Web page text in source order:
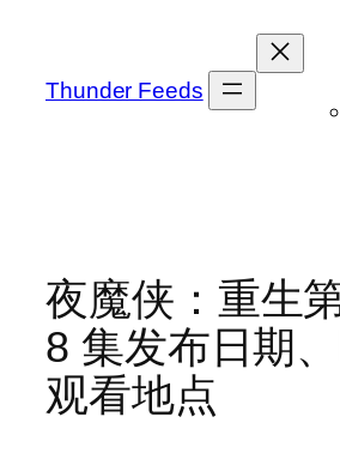
Thunder Feeds
夜魔侠：重生
8 集发布日期、
观看地点